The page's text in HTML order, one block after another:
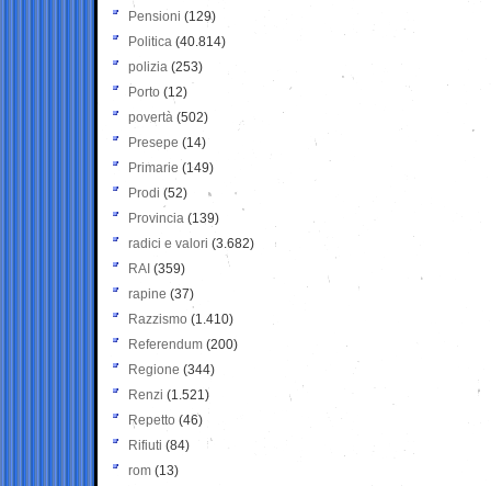
Pensioni (129)
Politica (40.814)
polizia (253)
Porto (12)
povertà (502)
Presepe (14)
Primarie (149)
Prodi (52)
Provincia (139)
radici e valori (3.682)
RAI (359)
rapine (37)
Razzismo (1.410)
Referendum (200)
Regione (344)
Renzi (1.521)
Repetto (46)
Rifiuti (84)
rom (13)